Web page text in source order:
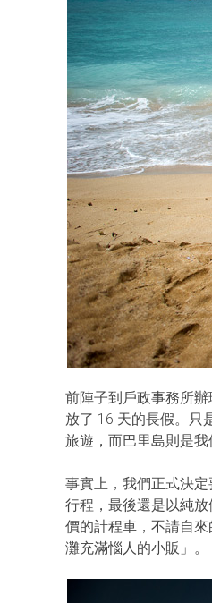
前陣子到戶政事務所
放了 16 天的長假。只
旅遊，而巴里島則是我
事實上，我們正式決
行程，最後還是以純
價的計程車，不請自
灘充滿惱人的小販」。